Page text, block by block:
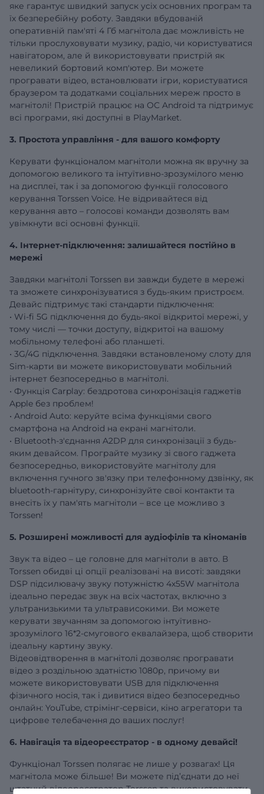
яке гарантує швидкий запуск усіх основних програм та
їх безперебійну роботу. Завдяки вбудованій
оперативній пам'яті 4 Гб магнітола дає можливість не
тільки прослуховувати музику, радіо, чи користуватися
навігатором, але й використовувати пристрій як
невеликий бортовий комп'ютер. Ви можете
програвати відео, встановлювати ігри, користуватися
браузером та додатками соціальних мереж просто в
магнітолі! Пристрій працює на ОС Android та підтримує
всі програми, які доступні в PlayMarket.
3. Простота управління - для вашого комфорту
Керувати функціоналом магнітоли можна як вручну за
допомогою великого та інтуїтивно-зрозумілого меню
на дисплеї, так і за допомогою функції голосового
керування Torssen Voice. Не відривайтеся від
керування авто – голосові команди дозволять вам
увімкнути всі основні функції.
4. Інтернет-підключення: залишайтеся постійно в
мережі
Завдяки магнітолі Torssen ви завжди будете в мережі
та зможете синхронізуватися з будь-яким пристроєм.
Девайс підтримує такі стандарти підключення:
• Wi-fi 5G підключення до будь-якої відкритої мережі, у
тому числі — точки доступу, відкритої на вашому
мобільному телефоні або планшеті.
• 3G/4G підключення. Завдяки встановленому слоту для
Sim-карти ви можете використовувати мобільний
інтернет безпосередньо в магнітолі.
• Функція Carplay: бездротова синхронізація гаджетів
Apple без проблем!
• Android Auto: керуйте всіма функціями свого
смартфона на Android на екрані магнітоли.
• Bluetooth-з'єднання A2DP для синхронізації з будь-
яким девайсом. Програйте музику зі свого гаджета
безпосередньо, використовуйте магнітолу для
включення гучного зв'язку при телефонному дзвінку, як
bluetooth-гарнітуру, синхронізуйте свої контакти та
внесіть їх у пам'ять магнітоли – все це можливо з
Torssen!
5. Розширені можливості для аудіофілів та кіноманів
Звук та відео – це головне для магнітоли в авто. В
Torssen обидві ці опції реалізовані на висоті: завдяки
DSP підсилювачу звуку потужністю 4х55W магнітола
ідеально передає звук на всіх частотах, включно з
ультранизькими та ультрависокими. Ви можете
керувати звучанням за допомогою інтуїтивно-
зрозумілого 16*2-смугового еквалайзера, щоб створити
ідеальну картину звуку.
Відеовідтворення в магнітолі дозволяє програвати
відео з роздільною здатністю 1080р, причому ви
можете використовувати USB для підключення
фізичного носія, так і дивитися відео безпосередньо
онлайн: YouTube, стрімінг-сервіси, кіно агрегатори та
цифрове телебачення до ваших послуг!
6. Навігація та відеореєстратор - в одному девайсі!
Функціонал Torssen полягає не лише у розвагах! Ця
магнітола може більше! Ви можете під’єднати до неї
штатний відеореєстратор Torssen та використовувати